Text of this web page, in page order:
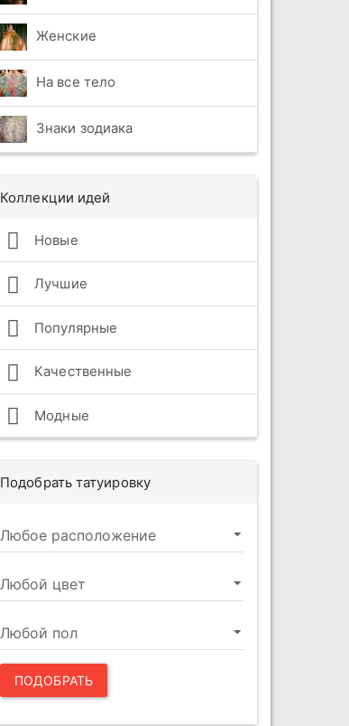
Женские
На все тело
Знаки зодиака
Коллекции идей
Новые
Лучшие
Популярные
Качественные
Модные
Подобрать татуировку
ПОДОБРАТЬ